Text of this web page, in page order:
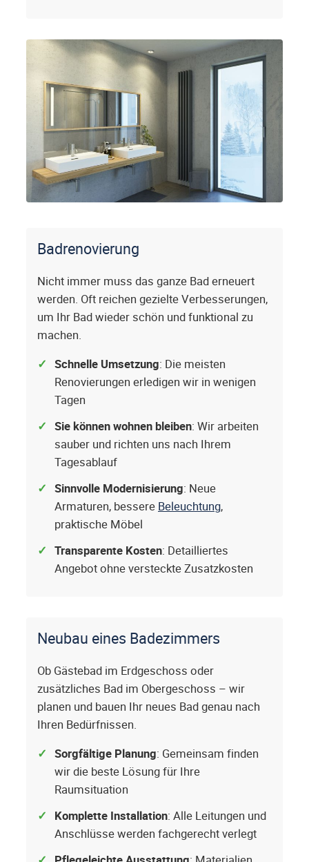
Badrenovierung
Nicht immer muss das ganze Bad erneuert
werden. Oft reichen gezielte Verbesserungen,
um Ihr Bad wieder schön und funktional zu
machen.
Schnelle Umsetzung: Die meisten
Renovierungen erledigen wir in wenigen
Tagen
Sie können wohnen bleiben: Wir arbeiten
sauber und richten uns nach Ihrem
Tagesablauf
Sinnvolle Modernisierung: Neue
Armaturen, bessere Beleuchtung,
praktische Möbel
Transparente Kosten: Detailliertes
Angebot ohne versteckte Zusatzkosten
Neubau eines Badezimmers
Ob Gästebad im Erdgeschoss oder
zusätzliches Bad im Obergeschoss – wir
planen und bauen Ihr neues Bad genau nach
Ihren Bedürfnissen.
Sorgfältige Planung: Gemeinsam finden
wir die beste Lösung für Ihre
Raumsituation
Komplette Installation: Alle Leitungen und
Anschlüsse werden fachgerecht verlegt